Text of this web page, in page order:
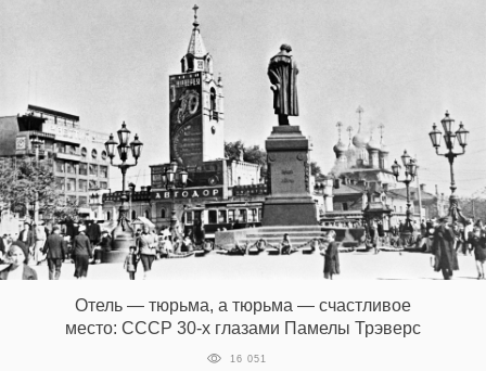
Отель — тюрьма, а тюрьма — счастливое
место: СССР 30-х глазами Памелы Трэверс
16 051